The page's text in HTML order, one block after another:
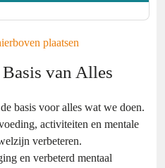
plaatsen
van Alles
basis voor alles wat we doen.
activiteiten en mentale
verbeteren.
en verbeterd mentaal